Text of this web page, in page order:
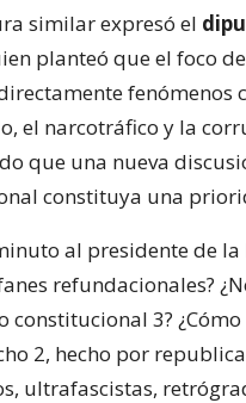
similar expresó el
planteó que el foco
fenómenos
el narcotráfico y la
que una nueva
constituya una
al presidente de
refundacionales?
constitucional 3?
2, hecho por
ultrafascistas,